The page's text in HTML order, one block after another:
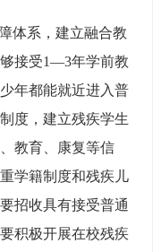
体系，建立融合教
接受1—3年学前教
年都能就近进入普
度，建立残疾学生
教育、康复等信
学籍制度和残疾儿
招收具有接受普通
积极开展在校残疾